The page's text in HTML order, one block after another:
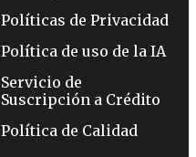
Políticas de Privacidad
Política de uso de la IA
Servicio de
Suscripción a Crédito
Política de Calidad